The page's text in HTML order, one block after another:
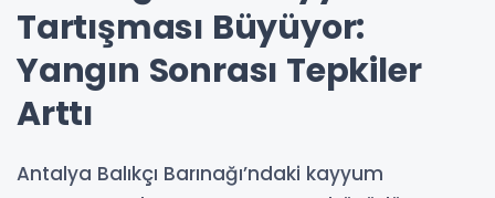
Tartışması Büyüyor:
Yangın Sonrası Tepkiler
Arttı
Antalya Balıkçı Barınağı’ndaki kayyum